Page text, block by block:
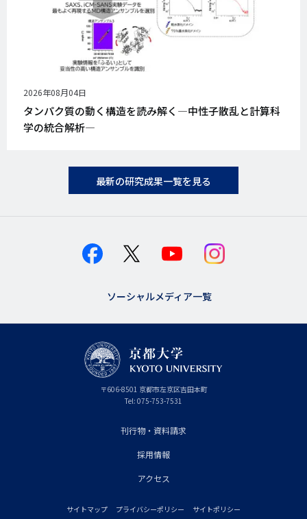
公
開
日
2026年08月04日
タンパク質の動く構造を読み解く―中性子散乱と計算科
学の統合解析―
最新の研究成果一覧を見る
ソーシャルメディア一覧
〒606-8501 京
都
府
京都市左京区吉田本町
Tel: 075-753-7531
刊行物・資料請求
採用情報
アクセス
サイトマップ プライバシーポリシー サイトポリシー